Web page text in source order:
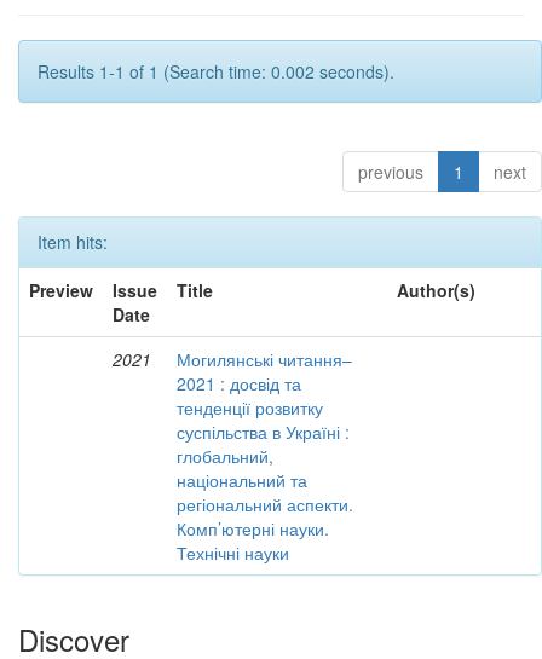
Results 1-1 of 1 (Search time: 0.002 seconds).
previous 1 next
Item hits:
Preview
Issue
Date
Title Author(s)
2021
Могилянські читання–
2021 : досвід та
тенденції розвитку
суспільства в Україні :
глобальний,
національний та
регіональний аспекти.
Комп’ютерні науки.
Технічні науки
Discover